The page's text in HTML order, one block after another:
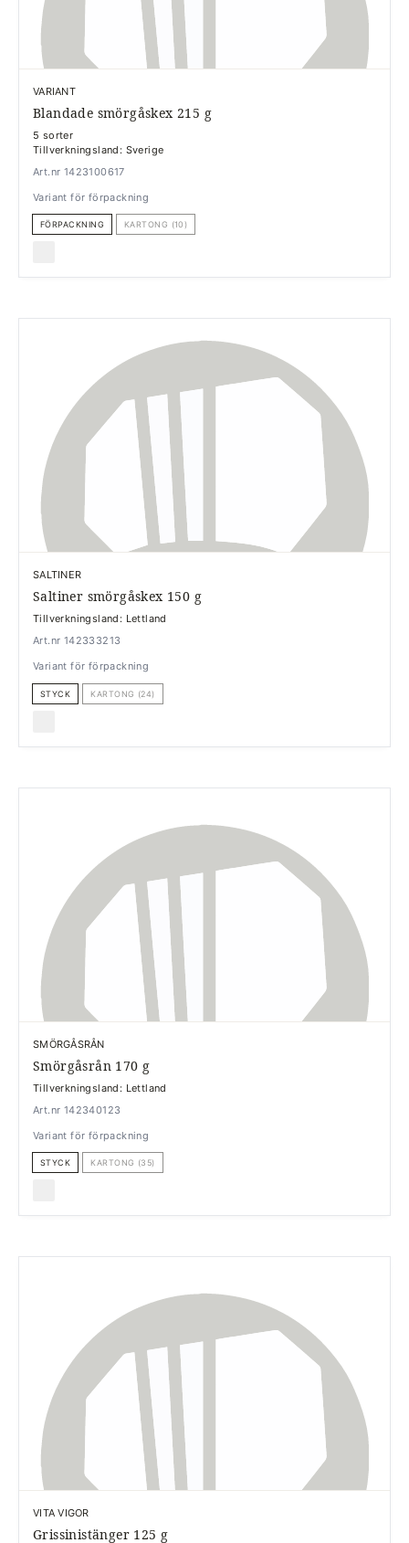
VARIANT
Blandade smörgåskex 215 g
5 sorter
Tillverkningsland: Sverige
Art.nr 1423100617
Variant för förpackning
FÖRPACKNING KARTONG (10)
SALTINER
Saltiner smörgåskex 150 g
Tillverkningsland: Lettland
Art.nr 142333213
Variant för förpackning
STYCK KARTONG (24)
SMÖRGÅSRÅN
Smörgåsrån 170 g
Tillverkningsland: Lettland
Art.nr 142340123
Variant för förpackning
STYCK KARTONG (35)
VITA VIGOR
Grissinistänger 125 g